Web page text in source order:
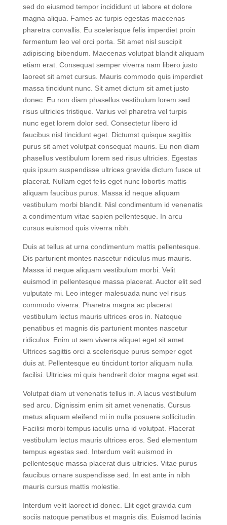
Lorem ipsum dolor sit amet, consectetur adipiscing elit,
sed do eiusmod tempor incididunt ut labore et dolore
magna aliqua. Fames ac turpis egestas maecenas
pharetra convallis. Eu scelerisque felis imperdiet proin
fermentum leo vel orci porta. Sit amet nisl suscipit
adipiscing bibendum. Maecenas volutpat blandit aliquam
etiam erat. Consequat semper viverra nam libero justo
laoreet sit amet cursus. Mauris commodo quis imperdiet
massa tincidunt nunc. Sit amet dictum sit amet justo
donec. Eu non diam phasellus vestibulum lorem sed
risus ultricies tristique. Varius vel pharetra vel turpis
nunc eget lorem dolor sed. Consectetur libero id
faucibus nisl tincidunt eget. Dictumst quisque sagittis
purus sit amet volutpat consequat mauris. Eu non diam
phasellus vestibulum lorem sed risus ultricies. Egestas
quis ipsum suspendisse ultrices gravida dictum fusce ut
placerat. Nullam eget felis eget nunc lobortis mattis
aliquam faucibus purus. Massa id neque aliquam
vestibulum morbi blandit. Nisl condimentum id venenatis
a condimentum vitae sapien pellentesque. In arcu
cursus euismod quis viverra nibh.
Duis at tellus at urna condimentum mattis pellentesque.
Dis parturient montes nascetur ridiculus mus mauris.
Massa id neque aliquam vestibulum morbi. Velit
euismod in pellentesque massa placerat. Auctor elit sed
vulputate mi. Leo integer malesuada nunc vel risus
commodo viverra. Pharetra magna ac placerat
vestibulum lectus mauris ultrices eros in. Natoque
penatibus et magnis dis parturient montes nascetur
ridiculus. Enim ut sem viverra aliquet eget sit amet.
Ultrices sagittis orci a scelerisque purus semper eget
duis at. Pellentesque eu tincidunt tortor aliquam nulla
facilisi. Ultricies mi quis hendrerit dolor magna eget est.
Volutpat diam ut venenatis tellus in. A lacus vestibulum
sed arcu. Dignissim enim sit amet venenatis. Cursus
metus aliquam eleifend mi in nulla posuere sollicitudin.
Facilisi morbi tempus iaculis urna id volutpat. Placerat
vestibulum lectus mauris ultrices eros. Sed elementum
tempus egestas sed. Interdum velit euismod in
pellentesque massa placerat duis ultricies. Vitae purus
faucibus ornare suspendisse sed. In est ante in nibh
mauris cursus mattis molestie.
Interdum velit laoreet id donec. Elit eget gravida cum